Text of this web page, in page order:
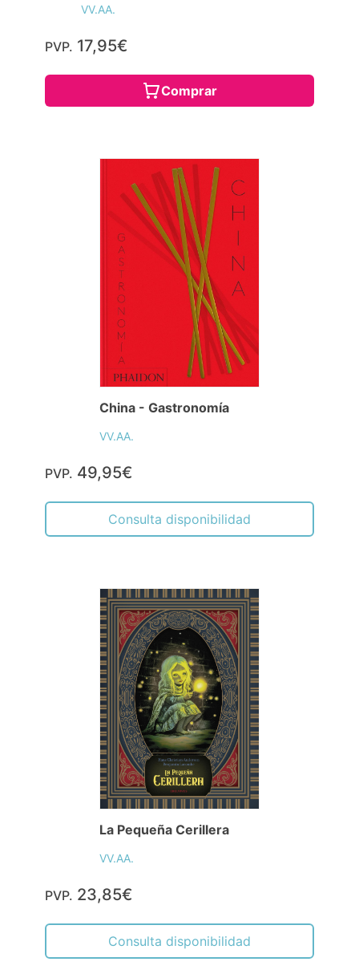
VV.AA.
PVP. 17,95€
Comprar
China - Gastronomía
VV.AA.
PVP. 49,95€
Consulta disponibilidad
La Pequeña Cerillera
VV.AA.
PVP. 23,85€
Consulta disponibilidad